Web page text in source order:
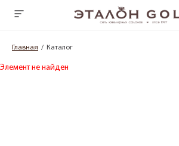
Главная Каталог
Элемент не найден